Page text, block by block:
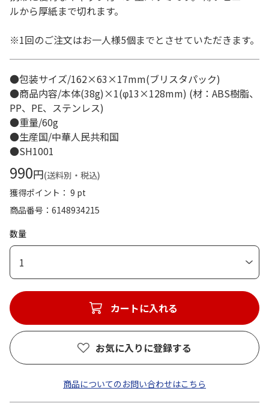
ルから厚紙まで切れます。
※1回のご注文はお一人様5個までとさせていただきます。
●包装サイズ/162×63×17mm(ブリスタパック)
●商品内容/本体(38g)×1(φ13×128mm) (材：ABS樹脂、
PP、PE、ステンレス)
●重量/60g
●生産国/中華人民共和国
●SH1001
990円(送料別・税込)
獲得ポイント： 9 pt
商品番号
6148934215
数量
1
カートに入れる
お気に入りに登録する
商品についてのお問い合わせはこちら